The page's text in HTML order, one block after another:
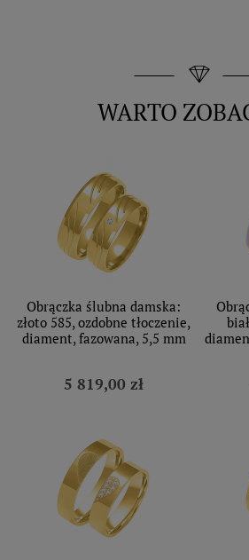
WARTO
Obrączka ślubna damska:
złoto 585, ozdobne tłoczenie,
diament, fazowana, 5,5 mm
5 819,00 zł